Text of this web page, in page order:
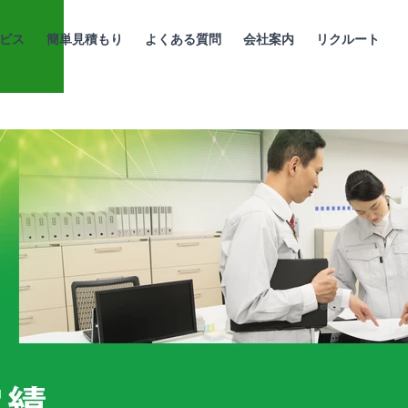
ス 簡単見積もり よくある質問 会社案内 リクルート